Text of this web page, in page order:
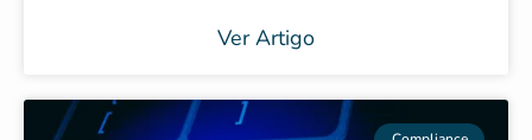
Ver Artigo